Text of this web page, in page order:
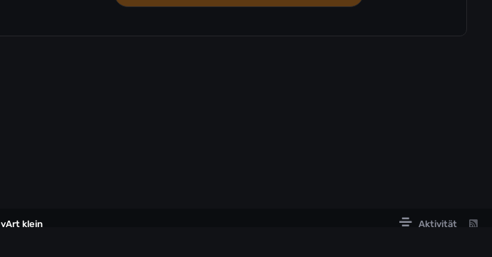
Aktivität
klein